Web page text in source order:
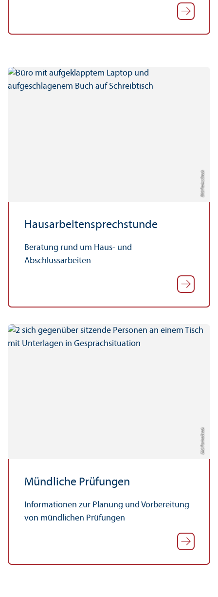
Bild: Farina Stock
Hausarbeitensprechstunde
Beratung rund um Haus- und
Abschlussarbeiten
Bild: Farina Stock
Mündliche Prüfungen
Informationen zur Planung und Vorbereitung
von mündlichen Prüfungen